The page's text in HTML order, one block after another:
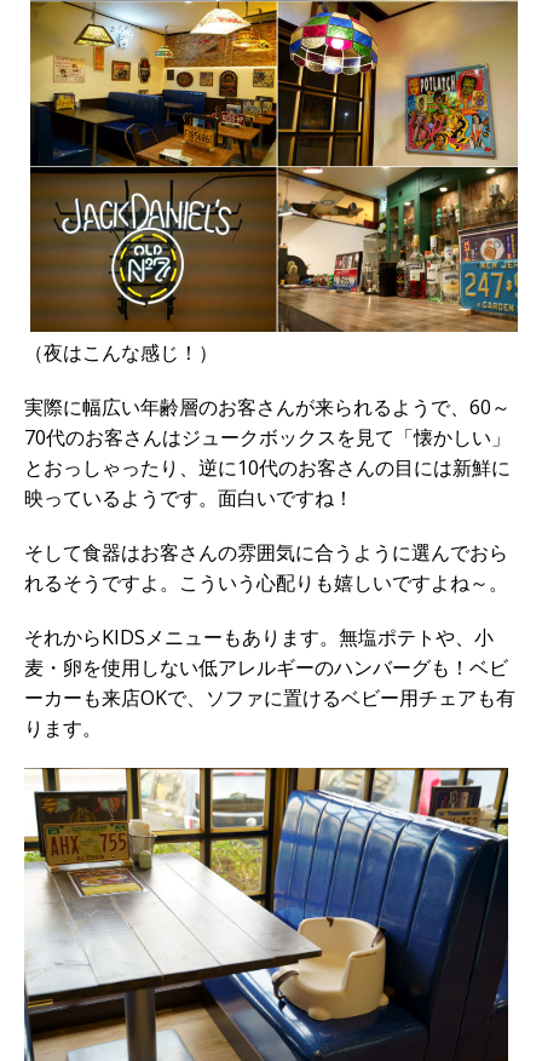
（夜はこんな感じ！）
実際に幅広い年齢層のお客さんが来られるようで、60～
70代のお客さんはジュークボックスを見て「懐かしい」
とおっしゃったり、逆に10代のお客さんの目には新鮮に
映っているようです。面白いですね！
そして食器はお客さんの雰囲気に合うように選んでおら
れるそうですよ。こういう心配りも嬉しいですよね～。
それからKIDSメニューもあります。無塩ポテトや、小
麦・卵を使用しない低アレルギーのハンバーグも！ベビ
ーカーも来店OKで、ソファに置けるベビー用チェアも有
ります。